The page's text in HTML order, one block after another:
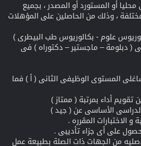
أو المستورد أو المصدر ، بجميع
، وذلك من الحاصلين على المؤهلات
علوم - بكالوريوس طب البيطرى )
( دبلومة – ماجستير – دكتوراه ) فى
المستوى الوظيفى الثانى ( أ ) فما
تقويم أداء بمرتبة ( ممتاز )
الأساسى عن ( جيد )
و الاختبارات المقرره .
على أى جزاء تأديبى .
من الجهات ذات الصلة بطبيعة عمل